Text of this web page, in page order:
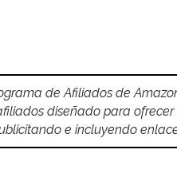
de Afiliados de
diseñado para
e incluyendo